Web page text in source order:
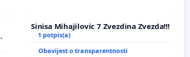
Sinisa Mihajilovic 7 Zvezdina Zvezda!!!
1 potpis(a)
Obavijest o transparentnosti